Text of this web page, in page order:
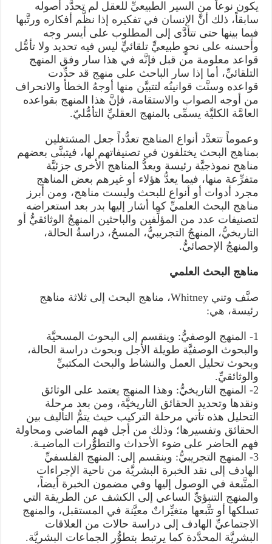
يكون نوعاً من السير الطبيعيِّ للعقل لم تحدَّد أصوله
سابقاً، ذلك أنَّ الإنسان في تفكيره إذا نظَّم أفكاره ورتَّبها
فيما بينها حتى تتأدَّى إلى المطلوب على أيسر وجه
وأحسنه على نحوٍ طبيعيٍّ تلقائيٍّ ليس فيه تحديد ولا تأمُّل
قواعد معلومة من قبل فإنَّه في هذا سار وفق المنهج
التلقائيِّ، أما إذا سار الباحث على منهج قد حدِّدت
قواعده وسنَّت قوانينُه لتتبيَّن منها أوجهُ الخطأ والانحراف
من أوجه الصواب والاستقامة، فإنَّ هذا المنهج بقواعده
العامَّة الكليَّة يسمِّى بالمنهج العقليِّ التأمُّليّ.
وعموماً تتعدَّد أنواع المناهج تعدُّداً جعل المشتغلين
بمناهج البحث يختلفون في تصنيفاتهم لها، فيتبنَّى بعضهم
مناهج نموذجيَّة رئيسة ويعدُّ المناهج الأخرى جزئيَّة
متفرِّعة منها، فيما يعدُّ هؤلاء أو غيرهم بعض المناهج
مجرد أدوات أو أنواع للبحث وليست مناهج، ومن أبرز
مناهج البحث العلميِّ كما أشار إليها بدر بعد استعراضه
لتصنيفات عدد من المؤلِّفين والباحثين المنهجُ الوثائقيُّ أو
التاريخيُّ، المنهجُ التجريبيُّ، المسحُ، دراسةُ الحالة،
والمنهجُ الإحصائيُّ.
مناهج البحث العلمي
صنَّف وتني Whitney، مناهج البحث إلى ثلاثة مناهج
رئيسة، هي:
1- المنهج الوصفيُّ: وينقسم إلى البحوث المسحيَّة
والبحوث الوصفيَّة طويلة الأجل وبحوث دراسة الحالة،
وبحوث تحليل العمل والنشاط والبحث المكتبيِّ
والوثائقيِّ.
2- المنهج التاريخيُّ: وهذا المنهج يعتمد على الوثائق
ونقدها وتحديد الحقائق التاريخيَّة، ومن بعد مرحلة
التحليل هذه تأتي مرحلة التركيب حيث يتمُّ التأليف بين
الحقائق وتفسيرها؛ وذلك من أجل فهم الماضي ومحاولة
فهم الحاضر على ضوء الأحداث والتطوُّرات الماضيـة.
3- المنهج التجريبيُّ: وينقسم إلى: المنهج الفلسفيِّ
الهادف إلى نقد الخبرة البشريَّة من ناحية الإجراءات
المتَّبعة في الوصول إليها وفي مضمون الخبرة أيضاً،
والمنهج التنبؤيِّ الساعي إلى الكشف عن الطريقة التي
تسلكها أو تتَّبعها متغيِّراتٌ معيَّنة في المستقبل، والمنهج
الاجتماعيِّ الهادف إلى دراسة حالات من العلاقات
البشريَّة المحدَّدة كما يرتبط بتطوُّر الجماعات البشريَّة.